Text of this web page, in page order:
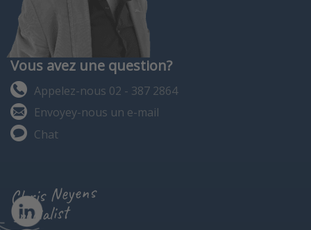
Vous avez une question?
Appelez-nous 02 - 387 2864
Envoyey-nous un e-mail
Chat
Chris Neyens
specialist